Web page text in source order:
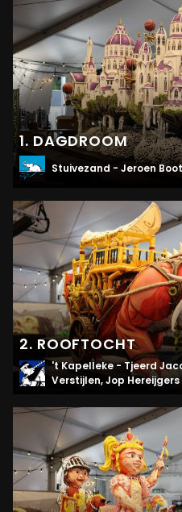
1. DAGDROOM
Stuivezand - Jeroen
2. ROOFTOCHT
't Kapelleke - Tjeerd
Verstijlen, Jop